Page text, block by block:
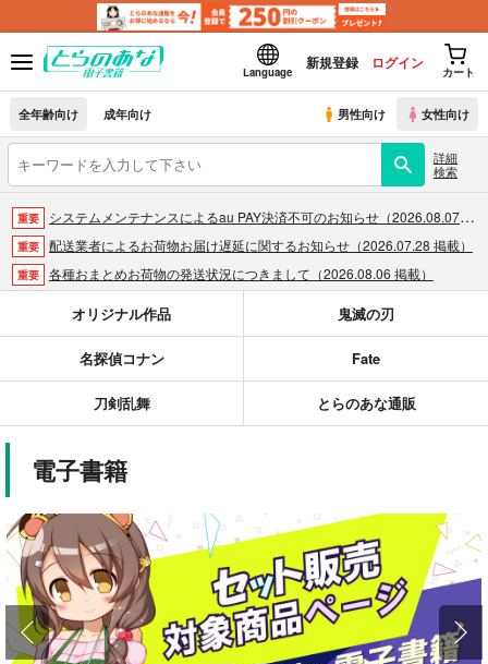
Language
新規登録 ログイン
カート
全年齢向け 成年向け 男性向け 女性向け
詳細
検索
重要 システムメンテナンスによるau PAY決済不可のお知らせ（2026.08.07 掲載）
重要 配送業者によるお荷物お届け遅延に関するお知らせ（2026.07.28 掲載）
重要 各種おまとめお荷物の発送状況につきまして（2026.08.06 掲載）
おまとめサイクル「定期便(月2)」一般会員様の利用再開のお知らせ（2026.02.05 掲載）
重要 「とらのあな×駿河屋日本橋乙女同人誌館」通販店頭受取サービス開始のお知らせ（2026.01.05 更新｜2025.12.30 掲載）
【2025/12/1より】「通販ポイント⇒とらコイン変換キャンペーン」終了のお知らせ（2025.11.21 掲載）
重要 ポイント付与・管理体制改定のお知らせ（2024.11.20 掲載）
オリジナル作品 鬼滅の刃
名探偵コナン Fate
刀剣乱舞 とらのあな通販
電子書籍